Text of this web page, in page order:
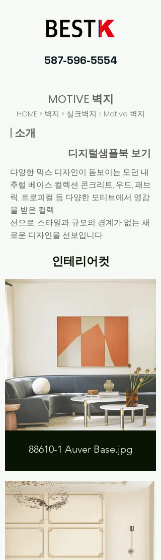
587-596-5554
MOTIVE 벽지
HOME> 벽지 > 실크벽지 > Motive 벽지
| 소개
디지털샘플북 보기
다양한 믹스 디자인이 돋보이는 모던 내
추럴 베이스 컬렉션 콘크리트, 우드, 패브
릭, 트로피컬 등 다양한 모티브에서 영감
을 받은 컬렉
션으로, 스타일과 규모의 경계가 없는 새
로운 디자인을 선보입니다.
인테리어컷
88610-1 Auver Base.jpg